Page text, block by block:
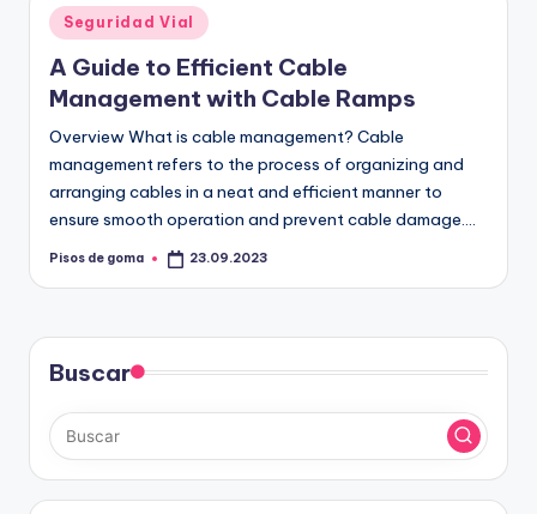
Publicado
en
Seguridad Vial
A Guide to Efficient Cable
Management with Cable Ramps
Overview What is cable management? Cable
management refers to the process of organizing and
arranging cables in a neat and efficient manner to
ensure smooth operation and prevent cable damage.…
Publicado
Pisos de goma 23.09.2023
Buscar